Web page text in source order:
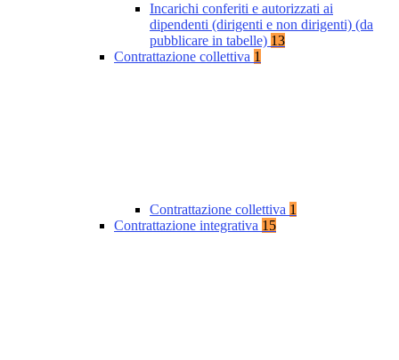
Incarichi conferiti e autorizzati ai
dipendenti (dirigenti e non dirigenti) (da
pubblicare in tabelle) 13
Contrattazione collettiva 1
Contrattazione collettiva 1
Contrattazione integrativa 15